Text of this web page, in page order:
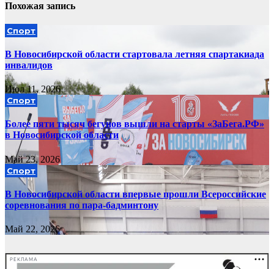
Похожая запись
Спорт
В Новосибирской области стартовала летняя спартакиада
инвалидов
Июл 11, 2026
Спорт
Более пяти тысяч бегунов вышли на старты «ЗаБега.РФ»
в Новосибирской области
Май 23, 2026
Спорт
В Новосибирской области впервые прошли Всероссийские
соревнования по пара-бадминтону
Май 22, 2026
РЕКЛАМА